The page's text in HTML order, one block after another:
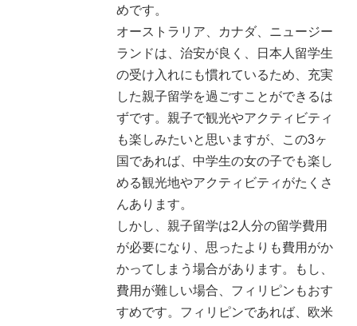
めです。
オーストラリア、カナダ、ニュージー
ランドは、治安が良く、日本人留学生
の受け入れにも慣れているため、充実
した親子留学を過ごすことができるは
ずです。親子で観光やアクティビティ
も楽しみたいと思いますが、この3ヶ
国であれば、中学生の女の子でも楽し
める観光地やアクティビティがたくさ
んあります。
しかし、親子留学は2人分の留学費用
が必要になり、思ったよりも費用がか
かってしまう場合があります。もし、
費用が難しい場合、フィリピンもおす
すめです。フィリピンであれば、欧米